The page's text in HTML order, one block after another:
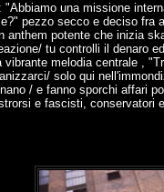
"Abbiamo una missione
pezzo secco e deciso
anthem potente che inizia
tu controlli il denaro
melodia centrale ,
solo qui
/ e fanno sporchi affari
e fascisti,